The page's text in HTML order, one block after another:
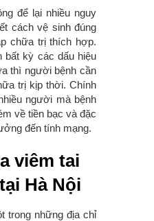
để lại nhiều nguy
cách vệ sinh đúng
chữa trị thích hợp.
bất kỳ các dấu hiệu
thì người bệnh cần
trị kịp thời. Chính
người mà bệnh
về tiền bạc và đặc
đến tính mạng.
viêm tai
Hà Nội
trong những địa chỉ